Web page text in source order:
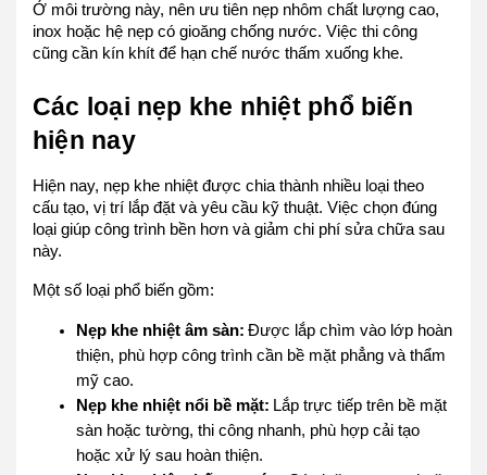
Ở môi trường này, nên ưu tiên nẹp nhôm chất lượng cao,
inox hoặc hệ nẹp có gioăng chống nước. Việc thi công
cũng cần kín khít để hạn chế nước thấm xuống khe.
Các loại nẹp khe nhiệt phổ biến
hiện nay
Hiện nay, nẹp khe nhiệt được chia thành nhiều loại theo
cấu tạo, vị trí lắp đặt và yêu cầu kỹ thuật. Việc chọn đúng
loại giúp công trình bền hơn và giảm chi phí sửa chữa sau
này.
Một số loại phổ biến gồm:
Nẹp khe nhiệt âm sàn: Được lắp chìm vào lớp hoàn
thiện, phù hợp công trình cần bề mặt phẳng và thẩm
mỹ cao.
Nẹp khe nhiệt nổi bề mặt: Lắp trực tiếp trên bề mặt
sàn hoặc tường, thi công nhanh, phù hợp cải tạo
hoặc xử lý sau hoàn thiện.